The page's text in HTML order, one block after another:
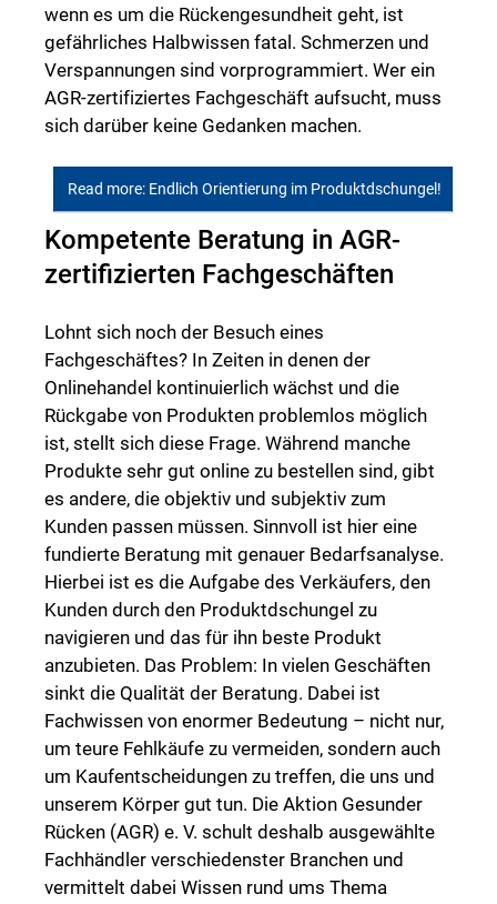
wenn es um die Rückengesundheit geht, ist
gefährliches Halbwissen fatal. Schmerzen und
Verspannungen sind vorprogrammiert. Wer ein
AGR-zertifiziertes Fachgeschäft aufsucht, muss
sich darüber keine Gedanken machen.
Read more: Endlich Orientierung im Produktdschungel!
Kompetente Beratung in AGR-
zertifizierten Fachgeschäften
Lohnt sich noch der Besuch eines
Fachgeschäftes? In Zeiten in denen der
Onlinehandel kontinuierlich wächst und die
Rückgabe von Produkten problemlos möglich
ist, stellt sich diese Frage. Während manche
Produkte sehr gut online zu bestellen sind, gibt
es andere, die objektiv und subjektiv zum
Kunden passen müssen. Sinnvoll ist hier eine
fundierte Beratung mit genauer Bedarfsanalyse.
Hierbei ist es die Aufgabe des Verkäufers, den
Kunden durch den Produktdschungel zu
navigieren und das für ihn beste Produkt
anzubieten. Das Problem: In vielen Geschäften
sinkt die Qualität der Beratung. Dabei ist
Fachwissen von enormer Bedeutung – nicht nur,
um teure Fehlkäufe zu vermeiden, sondern auch
um Kaufentscheidungen zu treffen, die uns und
unserem Körper gut tun. Die Aktion Gesunder
Rücken (AGR) e. V. schult deshalb ausgewählte
Fachhändler verschiedenster Branchen und
vermittelt dabei Wissen rund ums Thema